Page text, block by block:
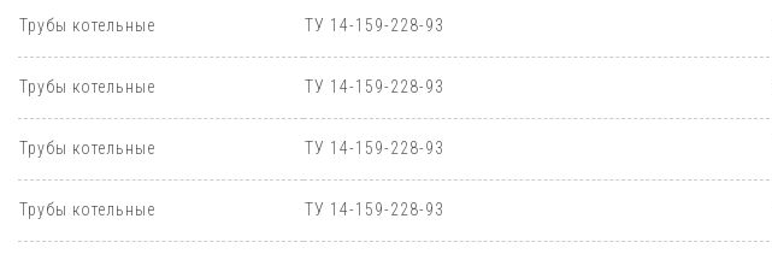
Трубы котельные ТУ 14-159-228-93
Трубы котельные ТУ 14-159-228-93
Трубы котельные ТУ 14-159-228-93
Трубы котельные ТУ 14-159-228-93